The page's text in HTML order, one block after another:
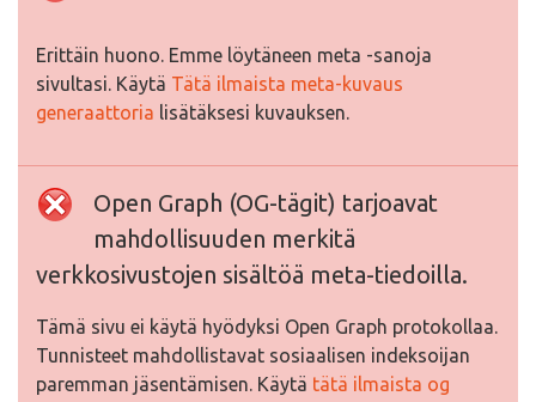
Erittäin huono. Emme löytäneen meta -sanoja
sivultasi. Käytä Tätä ilmaista meta-kuvaus
generaattoria lisätäksesi kuvauksen.
Open Graph (OG-tägit) tarjoavat
mahdollisuuden merkitä
verkkosivustojen sisältöä meta-tiedoilla.
Tämä sivu ei käytä hyödyksi Open Graph protokollaa.
Tunnisteet mahdollistavat sosiaalisen indeksoijan
paremman jäsentämisen. Käytä tätä ilmaista og